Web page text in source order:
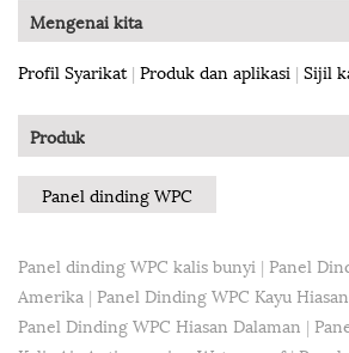
Mengenai kita
Profil Syarikat| Produk dan aplikasi | Sijil
Produk
Panel dinding WPC
Panel dinding WPC kalis bunyi | Panel
Amerika | Panel Dinding WPC Kayu Hiasan
Panel Dinding WPC Hiasan Dalaman |